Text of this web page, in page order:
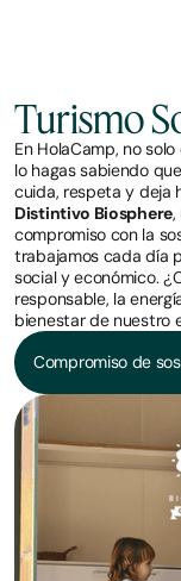
Turismo
En HolaCamp, no
lo hagas sabiendo
cuida, respeta y deja
Distintivo Biosphere,
compromiso con la
trabajamos cada día
social y económico.
responsable, la
bienestar de nuestro
Compromiso de